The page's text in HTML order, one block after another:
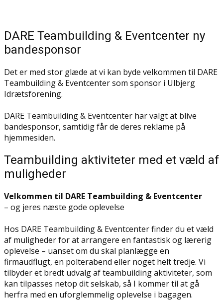
DARE Teambuilding & Eventcenter ny
bandesponsor
Det er med stor glæde at vi kan byde velkommen til DARE
Teambuilding & Eventcenter som sponsor i Ulbjerg
Idrætsforening.
DARE Teambuilding & Eventcenter har valgt at blive
bandesponsor, samtidig får de deres reklame på
hjemmesiden.
Teambuilding aktiviteter med et væld af
muligheder
Velkommen til DARE Teambuilding & Eventcenter
– og jeres næste gode oplevelse
Hos DARE Teambuilding & Eventcenter finder du et væld
af muligheder for at arrangere en fantastisk og lærerig
oplevelse – uanset om du skal planlægge en
firmaudflugt, en polterabend eller noget helt tredje. Vi
tilbyder et bredt udvalg af teambuilding aktiviteter, som
kan tilpasses netop dit selskab, så I kommer til at gå
herfra med en uforglemmelig oplevelse i bagagen.